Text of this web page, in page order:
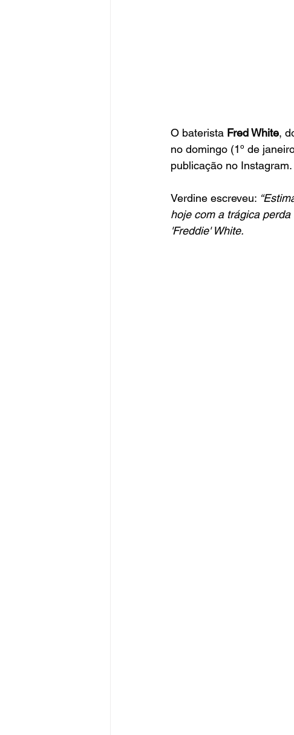
O baterista Fred White,
no domingo (1º de
publicação no Instagram.
Verdine escreveu:
hoje com a trágica
'Freddie' White.